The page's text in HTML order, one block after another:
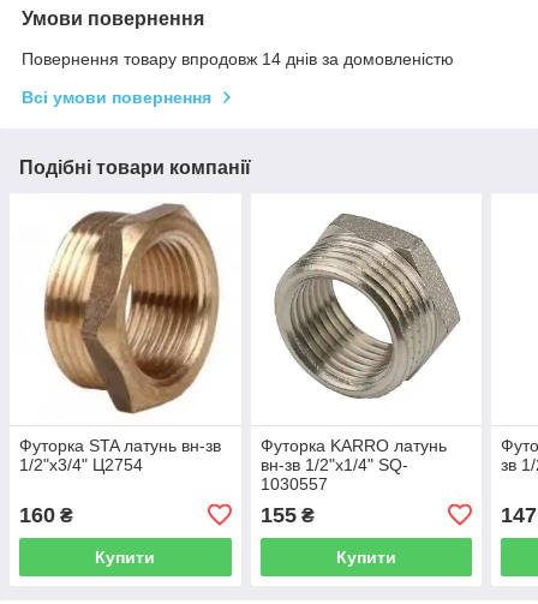
Умови повернення
Повернення товару впродовж 14 днів за домовленістю
Всі умови повернення
Подібні товари компанії
Футорка STA латунь вн-зв
1/2"x3/4" Ц2754
160 ₴
Купити
Футорка KARRO латунь
вн-зв 1/2"x1/4" SQ-
1030557
155₴
Купити
зв
147